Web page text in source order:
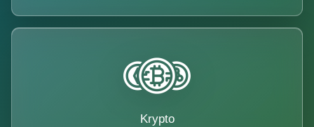
Krypto